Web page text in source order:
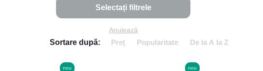
Anulează
Selectați filtrele
Sortare după: Preț Popularitate De la A la Z
nou nou